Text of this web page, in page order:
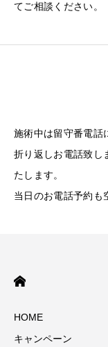
てご相談ください。
施術中は留守番電話
折り返しお電話致し
たします。
当日のお電話予約も
HOME
キャンペーン